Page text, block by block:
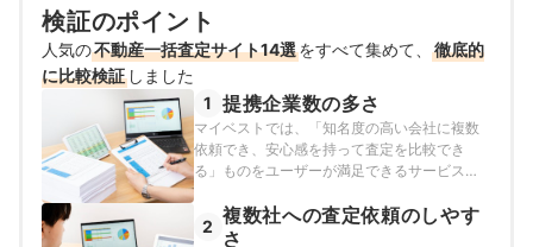
検証のポイント
人気の不動産一括査定サイト14選をすべて集めて、
徹底的
に比較検証 しました
1 提携企業数の多さ
マイベストでは、「知名度の高い会社に複数
依頼でき、安心感を持って査定を比較でき
る」ものをユーザーが満足できるサービスと
7月13日時点の情報をもとに検証を行っていま
す。
2 複数社への査定依頼のしやす
さ